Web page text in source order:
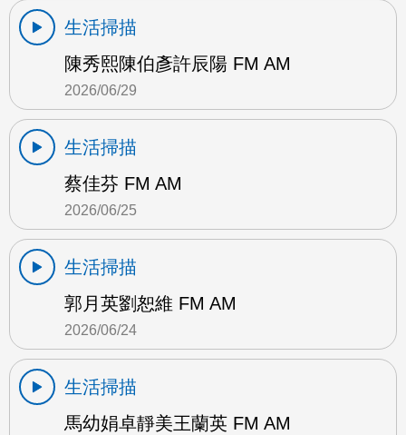
生活掃描
陳秀熙陳伯彥許辰陽 FM AM
2026/06/29
生活掃描
蔡佳芬 FM AM
2026/06/25
生活掃描
郭月英劉恕維 FM AM
2026/06/24
生活掃描
馬幼娟卓靜美王蘭英 FM AM